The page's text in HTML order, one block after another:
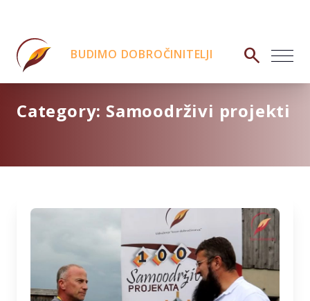
BUDIMO DOBROČINITELJI search
Category: Samoodrživi projekti